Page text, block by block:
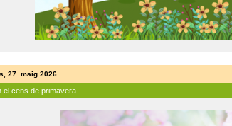
27. maig 2026
el cens de primavera